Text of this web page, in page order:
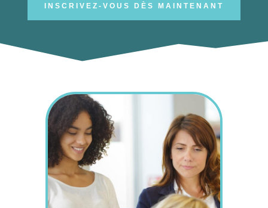
INSCRIVEZ-VOUS DÈS MAINTENANT